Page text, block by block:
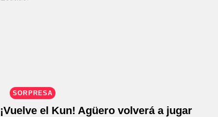
SORPRESA
¡Vuelve el Kun! Agüero volverá a jugar